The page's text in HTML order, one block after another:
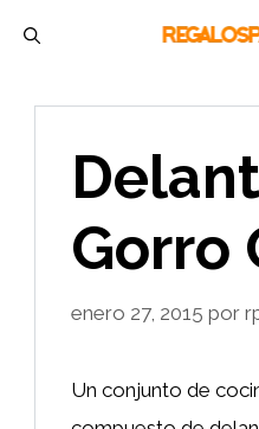
Gorro
enero 27, 2015 por
Un conjunto de